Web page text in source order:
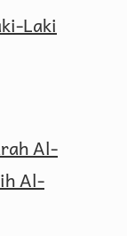
Laki
Al-
Al-